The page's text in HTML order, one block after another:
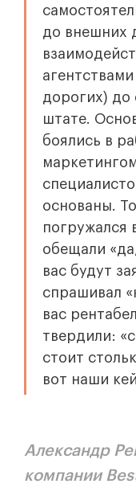
до внешних
дорогих) до
штате.
боялись в
основаны.
погружался
обещали
вас будут
спрашивал
вас
твердили:
стоит
вот наши
Александр
компании